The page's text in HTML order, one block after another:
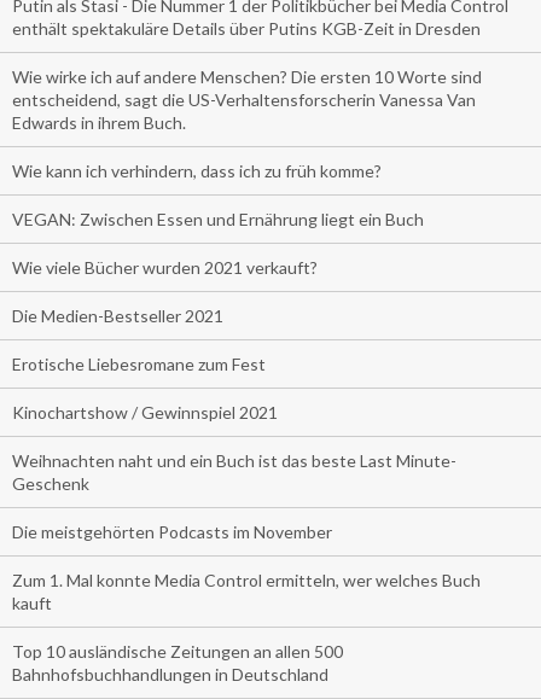
Putin als Stasi - Die Nummer 1 der Politikbücher bei Media Control
enthält spektakuläre Details über Putins KGB-Zeit in Dresden
Wie wirke ich auf andere Menschen? Die ersten 10 Worte sind
entscheidend, sagt die US-Verhaltensforscherin Vanessa Van
Edwards in ihrem Buch.
Wie kann ich verhindern, dass ich zu früh komme?
VEGAN: Zwischen Essen und Ernährung liegt ein Buch
Wie viele Bücher wurden 2021 verkauft?
Die Medien-Bestseller 2021
Erotische Liebesromane zum Fest
Kinochartshow / Gewinnspiel 2021
Weihnachten naht und ein Buch ist das beste Last Minute-
Geschenk
Die meistgehörten Podcasts im November
Zum 1. Mal konnte Media Control ermitteln, wer welches Buch
kauft
Top 10 ausländische Zeitungen an allen 500
Bahnhofsbuchhandlungen in Deutschland